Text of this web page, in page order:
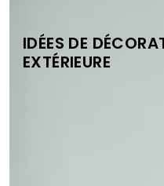
IDÉES DE
EXTÉRIEURE